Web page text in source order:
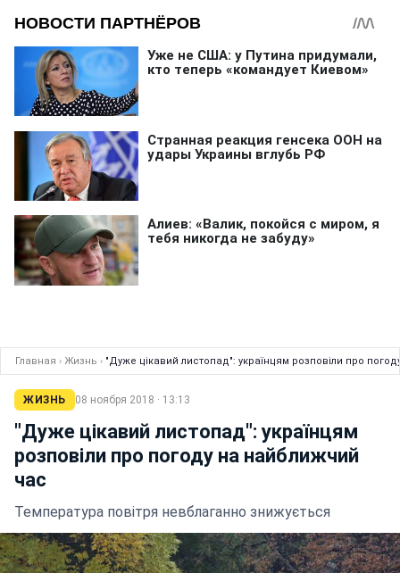
Главная › Жизнь › "Дуже цікавий листопад": українцям розповіли про
ЖИЗНЬ 08 ноября 2018 · 13:13
"Дуже цікавий листопад": українцям
розповіли про погоду на найближчий
час
Температура повітря невблаганно знижується